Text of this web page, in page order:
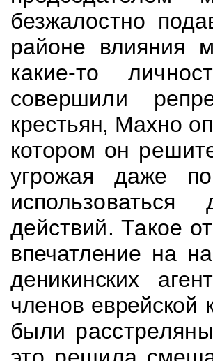
безжалостно
районе влияния
какие-то
совершили
крестьян, Махно
котором он
угрожая даже
действий. Такое
впечатление на
деникинских
членов
были